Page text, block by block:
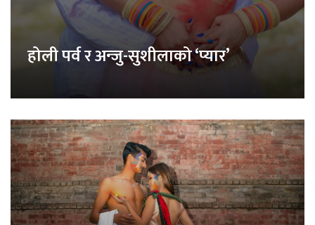
होली पर्व र अन्जु-सुशीलाको ‘प्यार’